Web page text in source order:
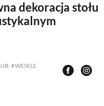
dekoracja stołu
WESELE